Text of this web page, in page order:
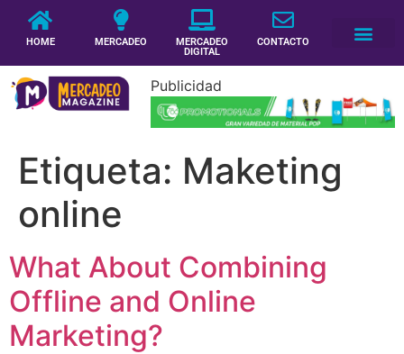
HOME MERCADEO
MERCADEO
DIGITAL
CONTACTO
Publicidad
Etiqueta: Maketing
online
What About Combining
Offline and Online
Marketing?